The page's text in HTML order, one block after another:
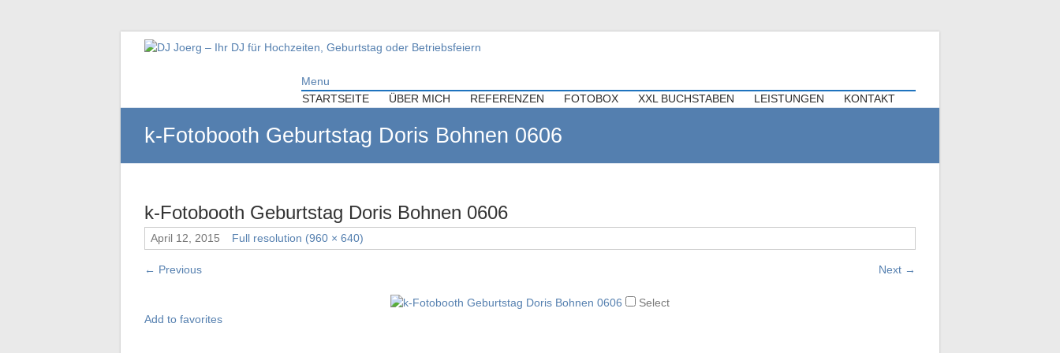
Ihr DJ mit über 10 Jahre Erfahrung für Ihre Hochzeit, Geburtstag oder Firmenfeier.
Menu
STARTSEITE
ÜBER MICH REFERENZEN FOTOBOX XXL BUCHSTABEN LEISTUNGEN KONTAKT
k-Fotobooth Geburtstag Doris Bohnen 0606
k-Fotobooth Geburtstag Doris Bohnen 0606
April 12, 2015 Full resolution (960 × 640)
← Previous Next →
Select
Add to favorites